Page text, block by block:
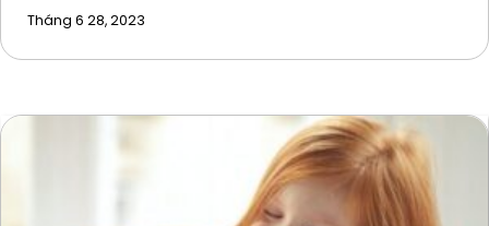
Tháng 6 28, 2023